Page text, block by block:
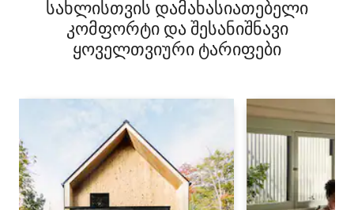
სახლისთვის დამახასიათებელი
კომფორტი და შესანიშნავი
ყოველთვიური ტარიფები